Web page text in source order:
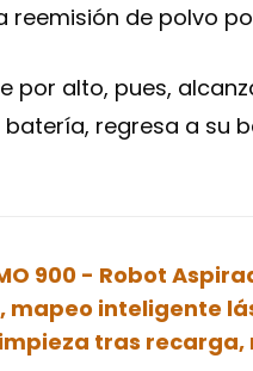
reemisión de polvo
por alto, pues,
regresa a su
900 - Robot
mapeo inteligente
tras